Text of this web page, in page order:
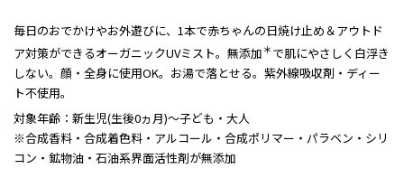
毎日のおでかけやお外遊びに、1本で赤ちゃんの日焼け止め＆アウトド
ア対策ができるオーガニックUVミスト。無添加＊で肌にやさしく白浮き
しない。顔・全身に使用OK。お湯で落とせる。紫外線吸収剤・ディー
ト不使用。
対象年齢：新生児(生後0ヵ月)～子ども・大人
※合成香料・合成着色料・アルコール・合成ポリマー・パラベン・シリ
コン・鉱物油・石油系界面活性剤が無添加